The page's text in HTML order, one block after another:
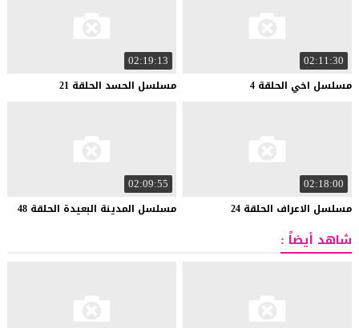
02:11:30
مسلسل اخي الحلقة 4
02:19:13
مسلسل الحسد الحلقة 21
02:18:00
مسلسل الاعراف الحلقة 24
02:09:55
مسلسل المدينة البعيدة الحلقة 48
شاهد أيضاً :